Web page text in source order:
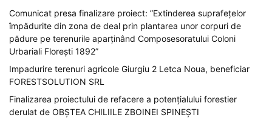
Comunicat presa finalizare proiect: ”Extinderea suprafețelor
împădurite din zona de deal prin plantarea unor corpuri de
pădure pe terenurile aparținând Composesoratului Coloni
Urbariali Florești 1892”
Impadurire terenuri agricole Giurgiu 2 Letca Noua, beneficiar
FORESTSOLUTION SRL
Finalizarea proiectului de refacere a potențialului forestier
derulat de OBȘTEA CHILIILE ZBOINEI SPINEȘTI